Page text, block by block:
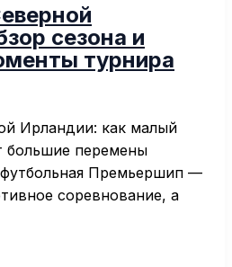
сезона и
турнира
Ирландии: как малый
большие перемены
Премьершип —
соревнование, а